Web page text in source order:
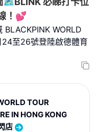
！💕
BLACKPINK WORLD
24至26號登陸啟德體育
TOUR
IN HONG KONG
店